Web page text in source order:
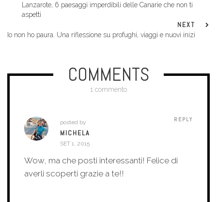
Lanzarote, 6 paesaggi imperdibili delle Canarie che non ti
aspetti
NEXT
Io non ho paura. Una riflessione su profughi, viaggi e nuovi inizi
COMMENTS
1 commento
posted by
MICHELA
SET 1, 2015
REPLY
Wow, ma che posti interessanti! Felice di
averli scoperti grazie a te!!